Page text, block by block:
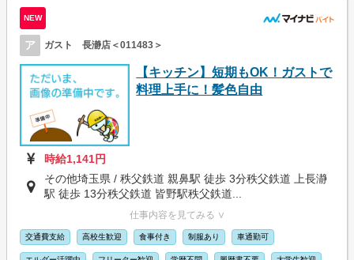
NEW
ア ガスト 長瀞店＜011483＞
【キッチン】短期もOK！ガストで
料理上手に！髪色自由
時給1,141円
その他埼玉県 / 秩父鉄道 親鼻駅 徒歩 3分秩父鉄道 上長瀞
駅 徒歩 13分秩父鉄道 皆野駅秩父鉄道...
仕事内容を見てみる ∨
交通費支給 高校生歓迎 食事付き 制服あり 車通勤可